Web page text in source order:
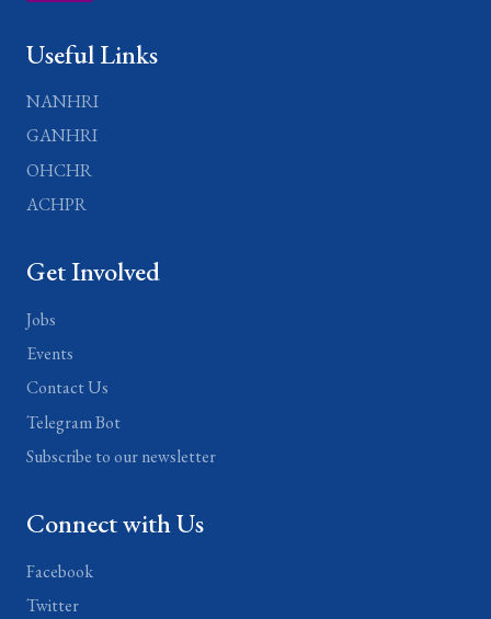
Useful Links
NANHRI
GANHRI
OHCHR
ACHPR
Get Involved
Jobs
Events
Contact Us
Telegram Bot
Subscribe to our newsletter
Connect with Us
Facebook
Twitter